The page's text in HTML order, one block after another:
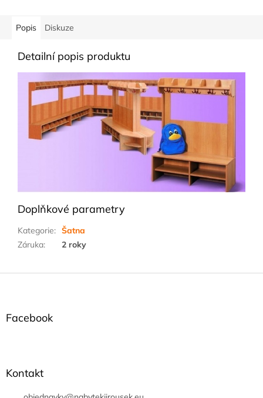
Popis Diskuze
Detailní popis produktu
Doplňkové parametry
Kategorie: Šatna
Záruka: 2 roky
Z
Facebook
Kontakt